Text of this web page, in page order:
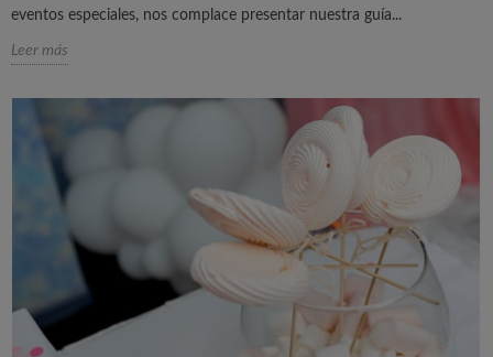
eventos especiales, nos complace presentar nuestra guía...
Leer más